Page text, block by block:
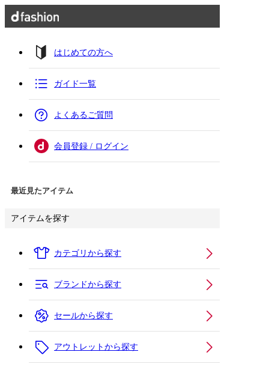
はじめての方へ
ガイド一覧
よくあるご質問
会員登録 / ログイン
最近見たアイテム
アイテムを探す
カテゴリから探す
ブランドから探す
セールから探す
アウトレットから探す